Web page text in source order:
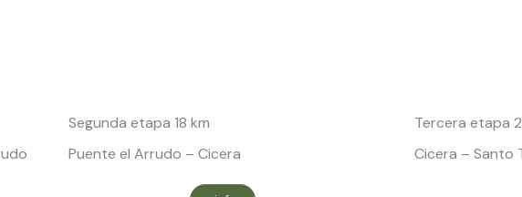
Segunda etapa 18 km
Puente el Arrudo – Cicera
Tercera etapa
Cicera – Santo